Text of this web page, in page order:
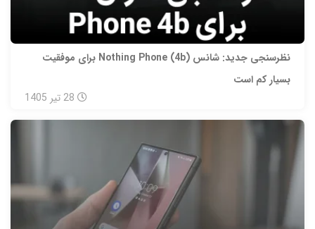
نظرسنجی جدید: شانس Nothing Phone (4b) برای موفقیت
بسیار کم است
28 تیر 1405